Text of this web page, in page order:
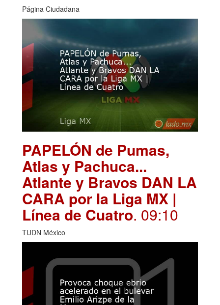
Página Ciudadana
PAPELÓN de Pumas,
Atlas y Pachuca...
Atlante y Bravos DAN LA
CARA por la Liga MX |
Línea de Cuatro. 09:10
TUDN México